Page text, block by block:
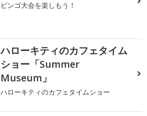
ビンゴ大会を楽しもう！
ハローキティのカフェタイム
ショー「Summer
Museum」
ハローキティのカフェタイムショー